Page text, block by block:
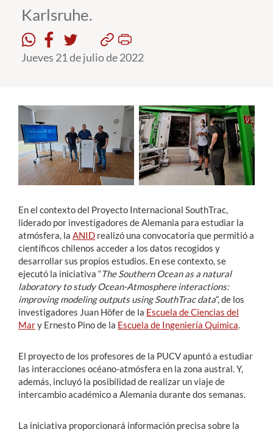
Formación Continua
Estudiantes
Alumni
English
Karlsruhe.
Jueves 21 de julio de 2022
En el contexto del Proyecto Internacional SouthTrac,
liderado por investigadores de Alemania para estudiar la
atmósfera, la ANID realizó una convocatoria que permitió a
científicos chilenos acceder a los datos recogidos y
desarrollar sus propios estudios. En ese contexto, se
ejecutó la iniciativa “The Southern Ocean as a natural
laboratory to study Ocean-Atmosphere interactions:
improving modeling outputs using SouthTrac data”, de los
investigadores Juan Höfer de la Escuela de Ciencias del
Mary Ernesto Pino de la Escuela de Ingeniería Química.
El proyecto de los profesores de la PUCV apuntó a estudiar
las interacciones océano-atmósfera en la zona austral. Y,
además, incluyó la posibilidad de realizar un viaje de
intercambio académico a Alemania durante dos semanas.
La iniciativa proporcionará información precisa sobre la